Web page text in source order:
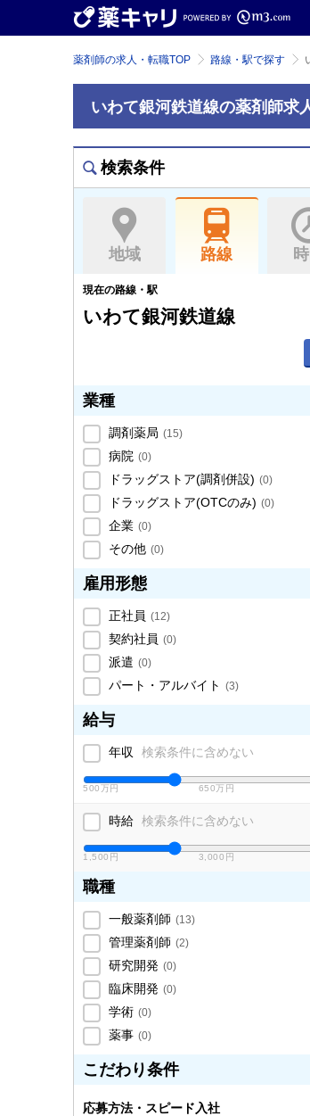
薬剤師の求人・転職TOP 路線・駅で探す
いわて銀河鉄道線の薬剤師求
検索条件
地域 路線
現在の路線・駅
いわて銀河鉄道線
業種
調剤薬局 (15)
病院 (0)
ドラッグストア(調剤併設) (0)
ドラッグストア(OTCのみ) (0)
企業 (0)
その他 (0)
雇用形態
正社員 (12)
契約社員 (0)
派遣 (0)
パート・アルバイト (3)
給与
年収 検索条件に含めない
500万円 650万円
時給 検索条件に含めない
1,500円 3,000円
職種
一般薬剤師 (13)
管理薬剤師 (2)
研究開発 (0)
臨床開発 (0)
学術 (0)
薬事 (0)
こだわり条件
応募方法・スピード入社